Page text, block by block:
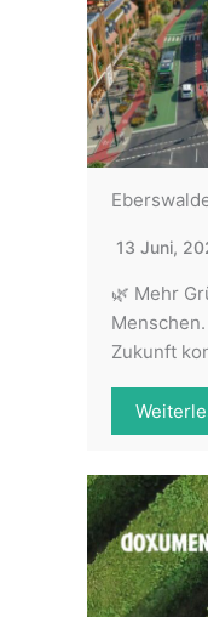
13 Juni,
🌿 Mehr
Zukunft